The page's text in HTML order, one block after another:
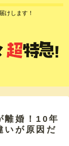
けします！
離婚！10年
いが原因だ